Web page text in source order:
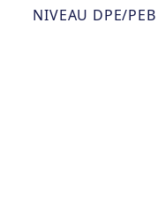
NIVEAU DPE/PEB